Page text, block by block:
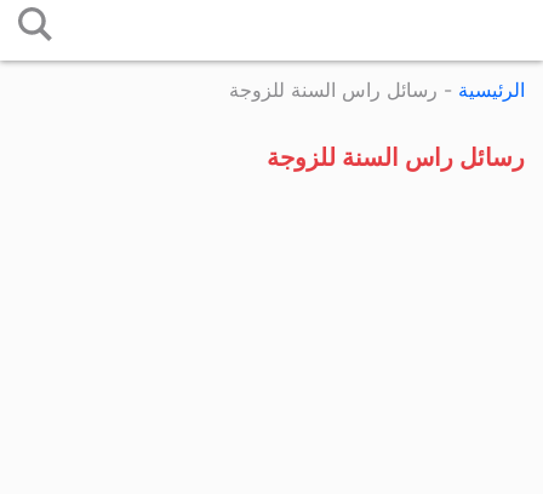
إلى
المحتوى
الرئيسية - رسائل راس السنة للزوجة
رسائل راس السنة للزوجة